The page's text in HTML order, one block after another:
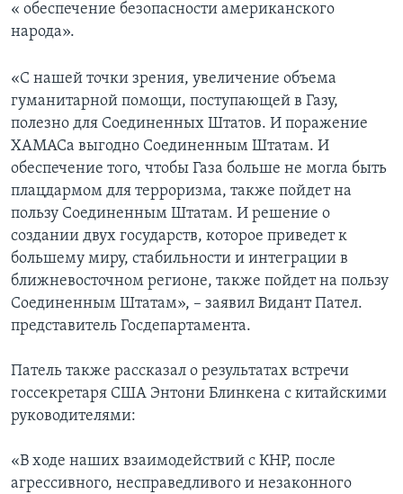
« обеспечение безопасности американского
народа».
«С нашей точки зрения, увеличение объема
гуманитарной помощи, поступающей в Газу,
полезно для Соединенных Штатов. И поражение
ХАМАСа выгодно Соединенным Штатам. И
обеспечение того, чтобы Газа больше не могла быть
плацдармом для терроризма, также пойдет на
пользу Соединенным Штатам. И решение о
создании двух государств, которое приведет к
большему миру, стабильности и интеграции в
ближневосточном регионе, также пойдет на пользу
Соединенным Штатам», – заявил Видант Пател.
представитель Госдепартамента.
Патель также рассказал о результатах встречи
госсекретаря США Энтони Блинкена с китайскими
руководителями:
«В ходе наших взаимодействий с КНР, после
агрессивного, несправедливого и незаконного